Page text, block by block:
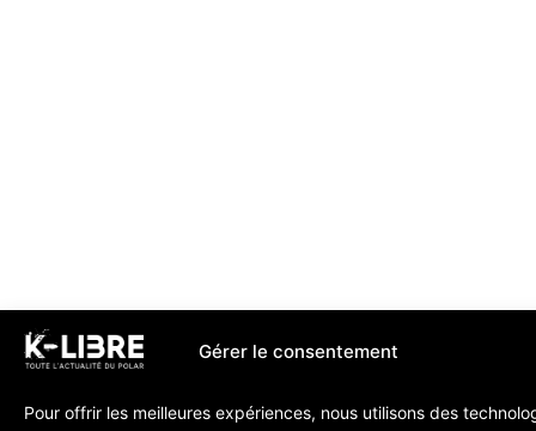
Gérer le consentement
Pour offrir les meilleures expériences, nous utilisons des